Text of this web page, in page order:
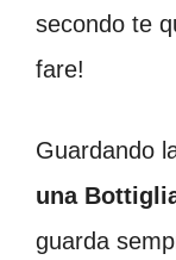
secondo te
fare!
Guardando
una
guarda